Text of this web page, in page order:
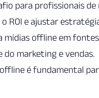
para profissionais
ROI e ajustar
offline em
do marketing e vendas.
é fundamental